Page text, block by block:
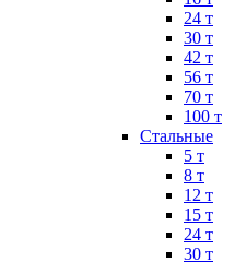
24 т
30 т
42 т
56 т
70 т
100 т
Стальные
5 т
8 т
12 т
15 т
24 т
30 т